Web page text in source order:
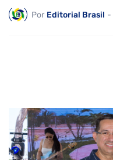
Por Editorial Brasil -